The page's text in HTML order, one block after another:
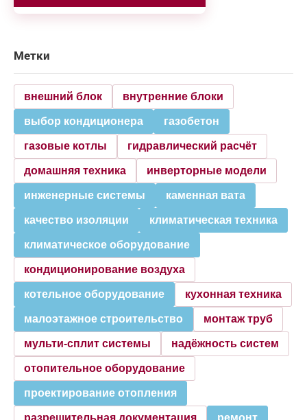
Метки
внешний блок внутренние блоки
выбор кондиционера газобетон
газовые котлы гидравлический расчёт
домашняя техника инверторные модели
инженерные системы каменная вата
качество изоляции климатическая техника
климатическое оборудование
кондиционирование воздуха
котельное оборудование кухонная техника
малоэтажное строительство монтаж труб
мульти-сплит системы надёжность систем
отопительное оборудование
проектирование отопления